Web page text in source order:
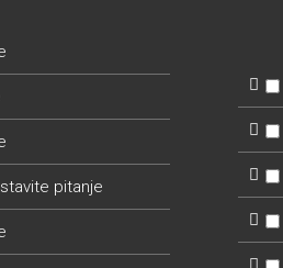
pitanje